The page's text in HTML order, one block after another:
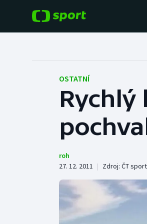
Hokej
Tenis
Cyklistika
OSTATNÍ
Rychlý
roh
27. 12. 2011 | Zdroj: ČT sport